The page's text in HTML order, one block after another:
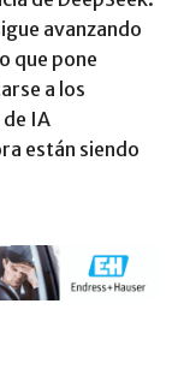
avanzando
que pone
a los
IA
están siendo